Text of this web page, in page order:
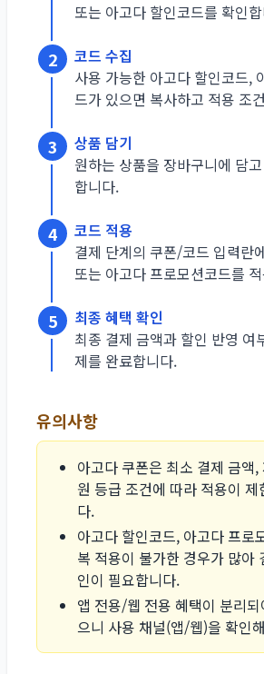
또는 아고다 할인코드를 확인
2
코드 수집
사용 가능한 아고다 할인코드,
드가 있으면 복사하고 적용 조
3
상품 담기
원하는 상품을 장바구니에 담
합니다.
4
코드 적용
결제 단계의 쿠폰/코드 입력란
또는 아고다 프로모션코드를
5
최종 혜택 확인
최종 결제 금액과 할인 반영 여
제를 완료합니다.
유의사항
아고다 쿠폰은 최소 결제 금액,
원 등급 조건에 따라 적용이 제
다.
아고다 할인코드, 아고다 프로
복 적용이 불가한 경우가 많아
인이 필요합니다.
앱 전용/웹 전용 혜택이 분리
으니 사용 채널(앱/웹)을 확인